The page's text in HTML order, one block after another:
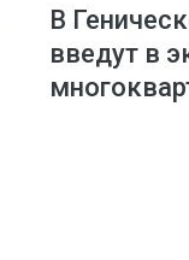
В
введут в